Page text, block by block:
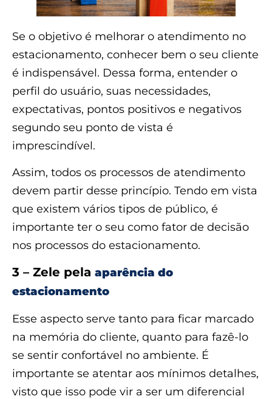
Se o objetivo é melhorar o atendimento no
estacionamento, conhecer bem o seu cliente
é indispensável. Dessa forma, entender o
perfil do usuário, suas necessidades,
expectativas, pontos positivos e negativos
segundo seu ponto de vista é
imprescindível.
Assim, todos os processos de atendimento
devem partir desse princípio. Tendo em vista
que existem vários tipos de público, é
importante ter o seu como fator de decisão
nos processos do estacionamento.
3 – Zele pela aparência do
estacionamento
Esse aspecto serve tanto para ficar marcado
na memória do cliente, quanto para fazê-lo
se sentir confortável no ambiente. É
importante se atentar aos mínimos detalhes,
visto que isso pode vir a ser um diferencial